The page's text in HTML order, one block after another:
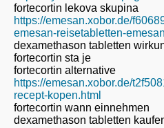
fortecortin lekova skupina
https://emesan.xobor.de/
emesan-reisetabletten-
dexamethason tabletten
fortecortin sta je
fortecortin alternative
https://emesan.xobor.de/
recept-kopen.html
fortecortin wann einnehmen
dexamethason tabletten